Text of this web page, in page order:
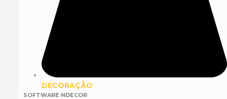
DECORAÇÃO
SOFTWARE NDECOR